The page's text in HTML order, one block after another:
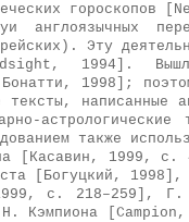
гороскопов
англоязычных
Эту
1994].
1998];
тексты, написанные
также
[Касавин, 1999, с.
[Богуцкий,
с. 218–259],
Кэмпиона